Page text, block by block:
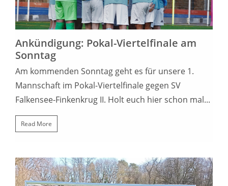
22. MÄRZ 2022
Ankündigung: Pokal-Viertelfinale am
Sonntag
Am kommenden Sonntag geht es für unsere 1.
Mannschaft im Pokal-Viertelfinale gegen SV
Falkensee-Finkenkrug II. Holt euch hier schon mal...
Read More